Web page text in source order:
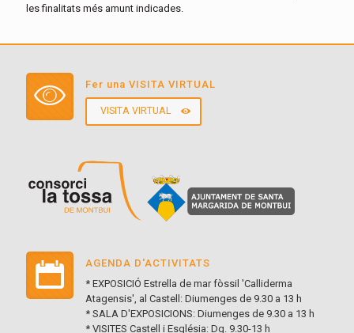
les finalitats més amunt indicades.
Fer una VISITA VIRTUAL
VISITA VIRTUAL
AGENDA D'ACTIVITATS
* EXPOSICIÓ Estrella de mar fòssil 'Calliderma
Atagensis', al Castell: Diumenges de 9.30 a 13 h
* SALA D'EXPOSICIONS: Diumenges de 9.30 a 13 h
* VISITES Castell i Església: Dg. 9.30-13 h